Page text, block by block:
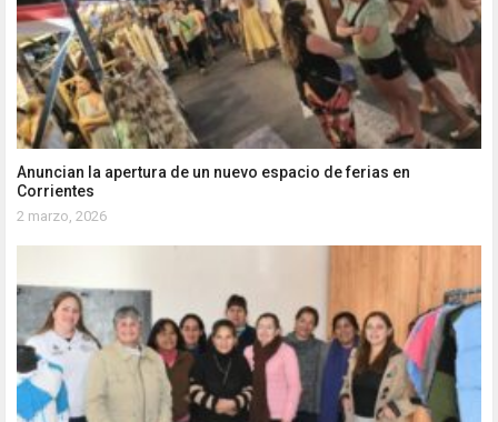
Anuncian la apertura de un nuevo espacio de ferias en
Corrientes
2 marzo, 2026